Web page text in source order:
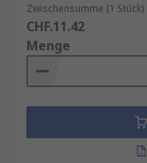
Zwischensumme (1 Stück)
CHF.11.42
Menge